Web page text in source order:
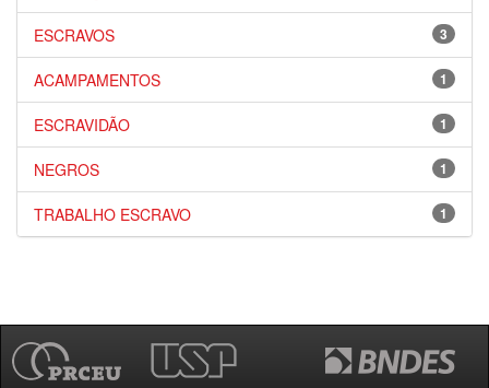
3
ESCRAVOS
1
ACAMPAMENTOS
1
ESCRAVIDÃO
1
NEGROS
1
TRABALHO ESCRAVO